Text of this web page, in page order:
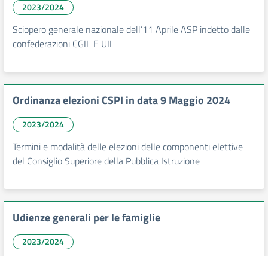
2023/2024
Sciopero generale nazionale dell’11 Aprile ASP indetto dalle
confederazioni CGIL E UIL
Ordinanza elezioni CSPI in data 9 Maggio 2024
2023/2024
Termini e modalità delle elezioni delle componenti elettive
del Consiglio Superiore della Pubblica Istruzione
Udienze generali per le famiglie
2023/2024